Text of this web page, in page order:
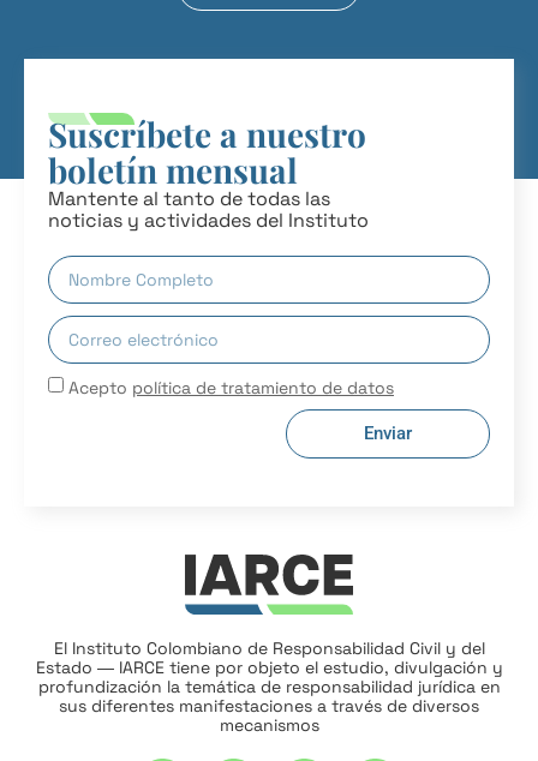
Suscríbete a nuestro
boletín mensual
Mantente al tanto de todas las
noticias y actividades del Instituto
Acepto política de tratamiento de datos
Enviar
El Instituto Colombiano de Responsabilidad Civil y del
Estado ― IARCE tiene por objeto el estudio, divulgación y
profundización la temática de responsabilidad jurídica en
sus diferentes manifestaciones a través de diversos
mecanismos